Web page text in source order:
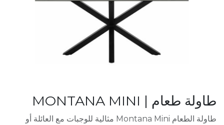
طاولة طعام | MONTANA MINI
طاولة الطعام Montana Mini مثالية للوجبات مع العائلة أو